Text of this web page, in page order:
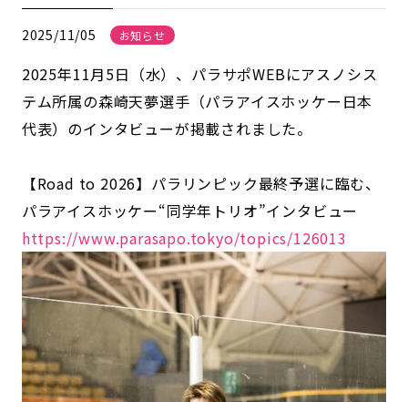
2025/11/05 お知らせ
2025年11月5日（水）、パラサポWEBにアスノシス
テム所属の森崎天夢選手（パラアイスホッケー日本
代表）のインタビューが掲載されました。
【Road to 2026】パラリンピック最終予選に臨む、
パラアイスホッケー“同学年トリオ”インタビュー
https://www.parasapo.tokyo/topics/126013